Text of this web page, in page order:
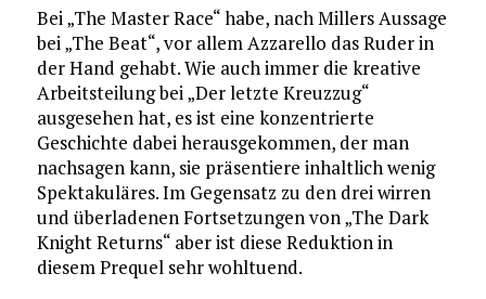
Bei „The Master Race“ habe, nach Millers Aussage
bei „The Beat“, vor allem Azzarello das Ruder in
der Hand gehabt. Wie auch immer die kreative
Arbeitsteilung bei „Der letzte Kreuzzug“
ausgesehen hat, es ist eine konzentrierte
Geschichte dabei herausgekommen, der man
nachsagen kann, sie präsentiere inhaltlich wenig
Spektakuläres. Im Gegensatz zu den drei wirren
und überladenen Fortsetzungen von „The Dark
Knight Returns“ aber ist diese Reduktion in
diesem Prequel sehr wohltuend.